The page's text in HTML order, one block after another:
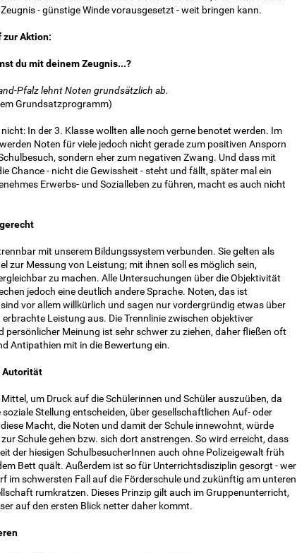
Zeugnis - günstige Winde vorausgesetzt - weit bringen kann.
zur Aktion:
du mit deinem Zeugnis...?
Pfalz lehnt Noten grundsätzlich ab.
Grundsatzprogramm)
In der 3. Klasse wollten alle noch gerne benotet werden. Im
Noten für viele jedoch nicht gerade zum positiven Ansporn
sondern eher zum negativen Zwang. Und dass mit
Chance - nicht die Gewissheit - steht und fällt, später mal ein
Erwerbs- und Sozialleben zu führen, macht es auch nicht
mit unserem Bildungssystem verbunden. Sie gelten als
zur Messung von Leistung; mit ihnen soll es möglich sein,
zu machen. Alle Untersuchungen über die Objektivität
jedoch eine deutlich andere Sprache. Noten, das ist
vor allem willkürlich und sagen nur vordergründig etwas über
Leistung aus. Die Trennlinie zwischen objektiver
persönlicher Meinung ist sehr schwer zu ziehen, daher fließen oft
Antipathien mit in die Bewertung ein.
Autorität
um Druck auf die Schülerinnen und Schüler auszuüben, da
soziale Stellung entscheiden, über gesellschaftlichen Auf- oder
Macht, die Noten und damit der Schule innewohnt, würde
Schule gehen bzw. sich dort anstrengen. So wird erreicht, dass
der hiesigen SchulbesucherInnen auch ohne Polizeigewalt früh
Bett quält. Außerdem ist so für Unterrichtsdisziplin gesorgt - wer
im schwersten Fall auf die Förderschule und zukünftig am unteren
rumkratzen. Dieses Prinzip gilt auch im Gruppenunterricht,
auf den ersten Blick netter daher kommt.